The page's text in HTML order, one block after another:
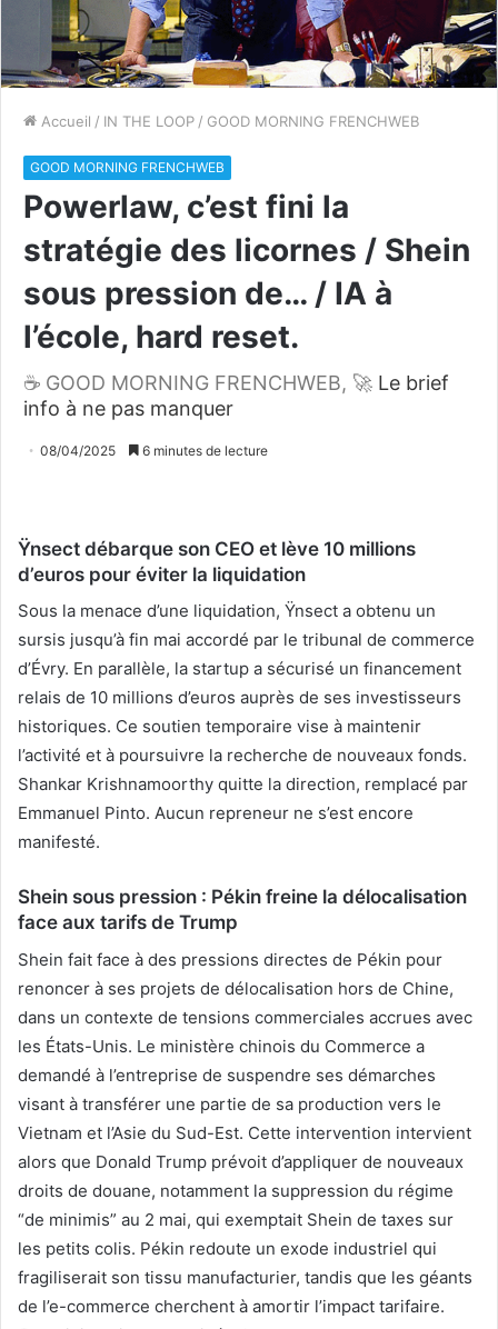
Accueil / IN THE LOOP / GOOD MORNING FRENCHWEB
GOOD MORNING FRENCHWEB
Powerlaw, c’est fini la
stratégie des licornes / Shein
sous pression de… / IA à
l’école, hard reset.
☕ GOOD MORNING FRENCHWEB, 🚀 Le brief
info à ne pas manquer
08/04/2025 6 minutes de lecture
Ÿnsect débarque son CEO et lève 10 millions
d’euros pour éviter la liquidation
Sous la menace d’une liquidation, Ÿnsect a obtenu un
sursis jusqu’à fin mai accordé par le tribunal de commerce
d’Évry. En parallèle, la startup a sécurisé un financement
relais de 10 millions d’euros auprès de ses investisseurs
historiques. Ce soutien temporaire vise à maintenir
l’activité et à poursuivre la recherche de nouveaux fonds.
Shankar Krishnamoorthy quitte la direction, remplacé par
Emmanuel Pinto. Aucun repreneur ne s’est encore
manifesté.
Shein sous pression : Pékin freine la délocalisation
face aux tarifs de Trump
Shein fait face à des pressions directes de Pékin pour
renoncer à ses projets de délocalisation hors de Chine,
dans un contexte de tensions commerciales accrues avec
les États-Unis. Le ministère chinois du Commerce a
demandé à l’entreprise de suspendre ses démarches
visant à transférer une partie de sa production vers le
Vietnam et l’Asie du Sud-Est. Cette intervention intervient
alors que Donald Trump prévoit d’appliquer de nouveaux
droits de douane, notamment la suppression du régime
“de minimis” au 2 mai, qui exemptait Shein de taxes sur
les petits colis. Pékin redoute un exode industriel qui
fragiliserait son tissu manufacturier, tandis que les géants
de l’e-commerce cherchent à amortir l’impact tarifaire.